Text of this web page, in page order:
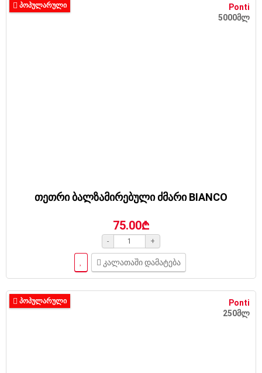
Ponti
5000მლ
ᲞᲝᲞᲣᲚᲐᲠᲣᲚᲘ
თეთრი ბალზამირებული ძმარი BIANCO
75.00₾
- +
კალათაში დამატება
Ponti
250მლ
ᲞᲝᲞᲣᲚᲐᲠᲣᲚᲘ